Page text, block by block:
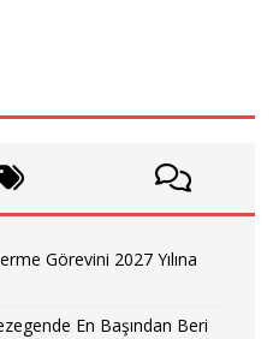
Görevini 2027 Yılına
En Başından Beri